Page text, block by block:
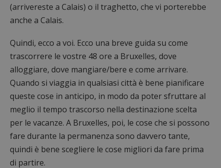
(arrivereste a Calais) o il traghetto, che vi porterebbe
anche a Calais.
Quindi, ecco a voi. Ecco una breve guida su come
trascorrere le vostre 48 ore a Bruxelles, dove
alloggiare, dove mangiare/bere e come arrivare.
Quando si viaggia in qualsiasi città è bene pianificare
queste cose in anticipo, in modo da poter sfruttare al
meglio il tempo trascorso nella destinazione scelta
per le vacanze. A Bruxelles, poi, le cose che si possono
fare durante la permanenza sono davvero tante,
quindi è bene scegliere le cose migliori da fare prima
di partire.